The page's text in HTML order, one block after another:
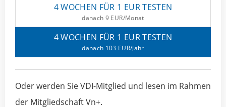
4 WOCHEN FÜR 1 EUR TESTEN
danach 9 EUR/Monat
4 WOCHEN FÜR 1 EUR TESTEN
danach 103 EUR/Jahr
Oder werden Sie VDI-Mitglied und lesen im Rahmen
der Mitgliedschaft Vn+.